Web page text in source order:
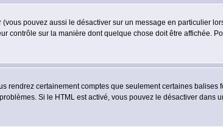
pouvez aussi le désactiver sur un message en particulier
contrôle sur la manière dont quelque chose doit être affichée.
certainement comptes que seulement certaines balises
Si le HTML est activé, vous pouvez le désactiver dans